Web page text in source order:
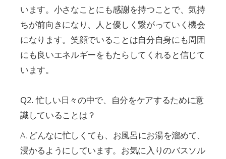
います。小さなことにも感謝を持つことで、気持
ちが前向きになり、人と優しく繋がっていく機会
になります。笑顔でいることは自分自身にも周囲
にも良いエネルギーをもたらしてくれると信じて
います。
Q2. 忙しい日々の中で、自分をケアするために意
識していることは？
A. どんなに忙しくても、お風呂にお湯を溜めて、
浸かるようにしています。お気に入りのバスソル